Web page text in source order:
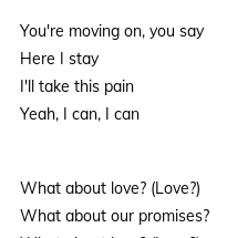
You're moving on, you say
Here I stay
I'll take this pain
Yeah, I can, I can
What about love? (Love?)
What about our promises?